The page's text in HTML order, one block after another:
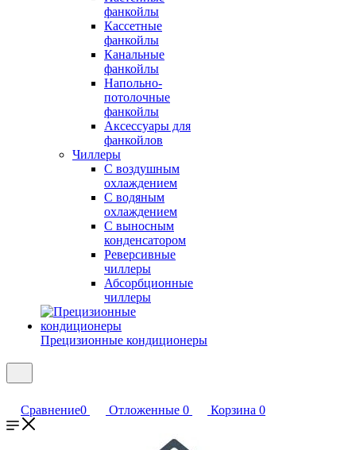
фанкойлы
Кассетные
фанкойлы
Канальные
фанкойлы
Напольно-
потолочные
фанкойлы
Аксессуары для
фанкойлов
Чиллеры
С воздушным
охлаждением
С водяным
охлаждением
С выносным
конденсатором
Реверсивные
чиллеры
Абсорбционные
чиллеры
Прецизионные кондиционеры
Сравнение0 Отложенные 0 Корзина 0